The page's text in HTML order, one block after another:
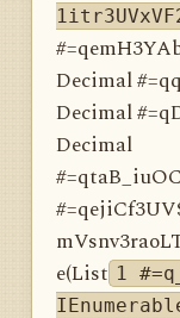
Decimal
Decimal
Decimal
e(List 1